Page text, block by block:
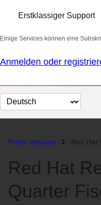
Erstklassiger Support
Einige Services können eine
Anmelden oder
Sprache
auswählen
Press releases Red Hat
Red Hat
Quarter